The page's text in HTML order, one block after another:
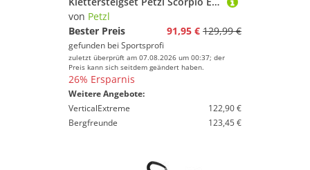
von Petzl
Bester Preis
91,95 € 129,99 €
gefunden bei Sportsprofi
zuletzt überprüft am 07.08.2026 um 00:37; der
Preis kann sich seitdem geändert haben.
26% Ersparnis
Weitere Angebote:
VerticalExtreme
122,90 €
Bergfreunde
123,45 €